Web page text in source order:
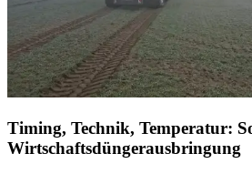
Timing, Technik, Temperatur:
Wirtschaftsdüngerausbringung